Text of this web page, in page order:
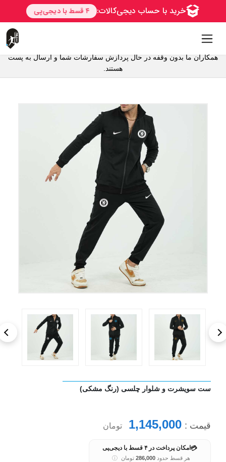
همکاران ما بدون وقفه در حال پردازش سفارشات شما و ارسال به پست
هستند.
ست سویشرت و شلوار چلسی (رنگ مشکی)
قیمت : 1,145,000 تومان
💳 امکان پرداخت در ۴ قسط با دیجی‌پی
هر قسط حدود286,000 تومان ⓘ